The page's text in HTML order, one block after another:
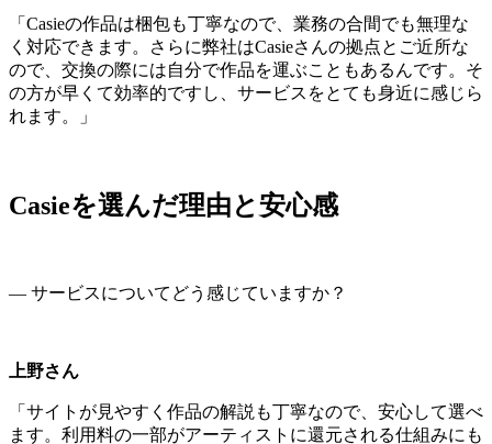
「Casieの作品は梱包も丁寧なので、業務の合間でも無理な
く対応できます。さらに弊社はCasieさんの拠点とご近所な
ので、交換の際には自分で作品を運ぶこともあるんです。そ
の方が早くて効率的ですし、サービスをとても身近に感じら
れます。」
Casieを選んだ理由と安心感
― サービスについてどう感じていますか？
上野さん
「サイトが見やすく作品の解説も丁寧なので、安心して選べ
ます。利用料の一部がアーティストに還元される仕組みにも